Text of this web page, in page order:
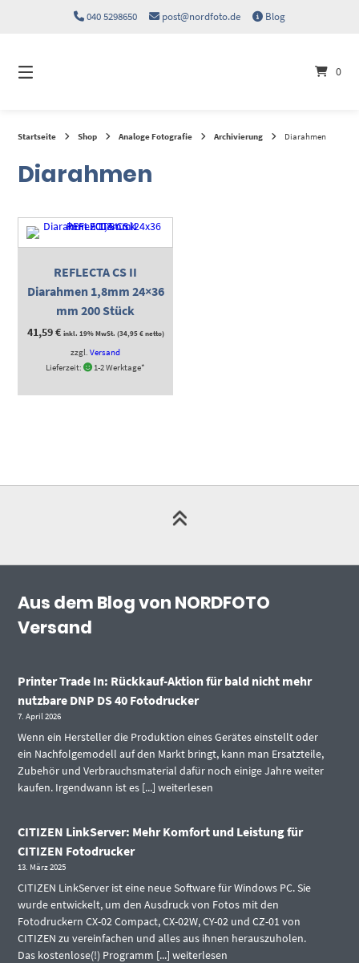
040 5298650 post@nordfoto.de Blog
0
Startseite Shop Analoge Fotografie Archivierung Diarahmen
Diarahmen
REFLECTA CS II
Diarahmen 1,8mm 24×36
mm 200 Stück
41,59€ inkl. 19% MwSt. (34,95€netto)
zzgl.Versand
Lieferzeit:
1-2 Werktage*
Aus dem Blog von NORDFOTO
Versand
Printer Trade In: Rückkauf-Aktion für bald nicht mehr
nutzbare DNP DS 40 Fotodrucker
7. April 2026
Wenn ein Hersteller die Produktion eines Gerätes einstellt oder
ein Nachfolgemodell auf den Markt bringt, kann man Ersatzteile,
Zubehör und Verbrauchsmaterial dafür noch einige Jahre weiter
kaufen. Irgendwann ist es [...]weiterlesen
CITIZEN LinkServer: Mehr Komfort und Leistung für
CITIZEN Fotodrucker
13. März 2025
CITIZEN LinkServer ist eine neue Software für Windows PC. Sie
wurde entwickelt, um den Ausdruck von Fotos mit den
Fotodruckern CX-02 Compact, CX-02W, CY-02 und CZ-01 von
CITIZEN zu vereinfachen und alles aus ihnen herauszuholen.
Das kostenlose(!) Programm [...]weiterlesen